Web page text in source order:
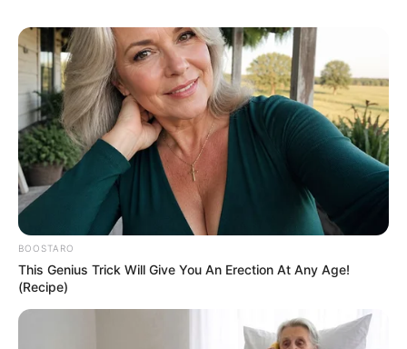
BOOSTARO
This Genius Trick Will Give You An Erection At Any Age!
(Recipe)